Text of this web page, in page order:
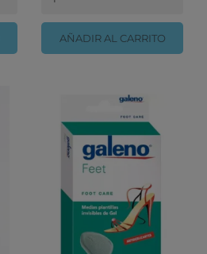
AÑADIR AL CARRITO